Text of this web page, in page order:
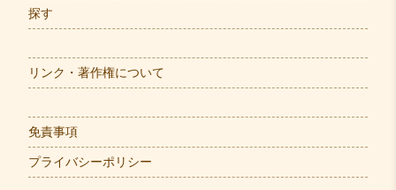
探す
リンク・著作権について
免責事項
プライバシーポリシー